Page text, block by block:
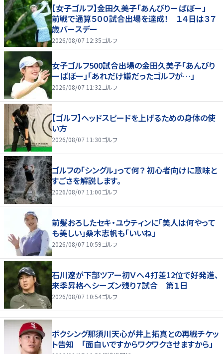
【女子ゴルフ】金田久美子「あんびりーばぼー」
前戦で通算５００試合出場を達成！ １４日は３７
歳バースデー
2026/08/07 12:35ゴルフ
女子ゴルフ500試合出場の金田久美子「あんびり
ーばぼー」「あれだけ嫌だったゴルフが…」
2026/08/07 11:32ゴルフ
【ゴルフ】ヘッドスピードを上げるための身体の使
い方
2026/08/07 11:30ゴルフ
ゴルフの「シングル」って何？ 初心者向けに意味と
すごさを解説します。
2026/08/07 11:00ゴルフ
前髪おろしたセキ・ユウティンに「美人は何やって
も美しい」桑木志帆も「いいね」
2026/08/07 10:59ゴルフ
石川遼が下部ツアー初Ｖへ４打差12位で好発進、
来季昇格へシーズン残り７試合 第１日
2026/08/07 10:54ゴルフ
ボクシング那須川天心が井上拓真との再戦チケッ
ト告知 「面白いですからワクワクさせますから」